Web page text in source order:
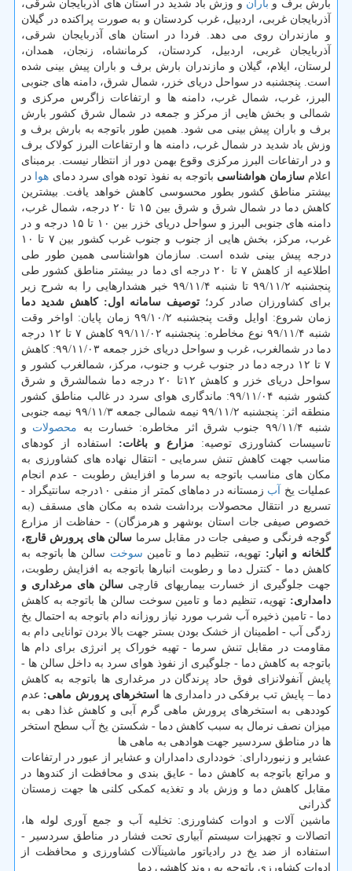
بارش برف و باران و وزش باد شدید در استان های آذربایجان شرقی،
آذربایجان غربی، اردبیل، غرب کردستان و به صورت پراکنده در گیلان
و مازندران روی می دهد. فردا در استان های آذربایجان شرقی،
آذربایجان غربی، اردبیل، کردستان، کرمانشاه، زنجان، همدان،
لرستان، ایلام، گیلان و مازندران بارش برف و باران پیش بینی شده
است. پنجشنبه در سواحل دریای خزر، شمال شرق، دامنه های جنوبی
البرز، غرب، شمال غرب، دامنه ها و ارتفاعات زاگرس مرکزی و
شمالی و بخش هایی از مرکز و جمعه در شمال شرق کشور بارش
برف و باران پیش بینی می شود. همین طور باتوجه به بارش برف و
وزش باد شدید در شمال غرب، دامنه ها و ارتفاعات البرز کولاک برف
و در ارتفاعات البرز مرکزی وقوع بهمن دور از انتظار نیست. برمبنای
اعلامسازمان هواشناسی باتوجه به نفوذ توده هوای سرد دمای هوا در
بیشتر مناطق کشور بطور محسوسی کاهش خواهد یافت. بیشترین
کاهش دما در شمال شرق و شرق بین ۱۵ تا ۲۰ درجه، شمال غرب،
دامنه های جنوبی البرز و سواحل دریای خزر بین ۱۰ تا ۱۵ درجه و در
غرب، مرکز، بخش هایی از جنوب و جنوب غرب کشور بین ۷ تا ۱۰
درجه پیش بینی شده است. سازمان هواشناسی همین طور طی
اطلاعیه از کاهش ۷ تا ۲۰ درجه ای دما در بیشتر مناطق کشور طی
پنجشنبه ۹۹/۱۱/۲ تا شنبه ۹۹/۱۱/۴ خبر هشدارهایی را به شرح زیر
برای کشاورزان صادر کرد؛ توصیف سامانه اول: کاهش شدید دما
زمان شروع: اوایل وقت پنجشنبه ۹۹/۱۰/۲ زمان پایان: اواخر وقت
شنبه ۹۹/۱۱/۴ نوع مخاطره: پنجشنبه ۹۹/۱۱/۰۲ کاهش ۷ تا ۱۲ درجه
دما در شمالغرب، غرب و سواحل دریای خزر جمعه ۹۹/۱۱/۰۳: کاهش
۷ تا ۱۲ درجه دما در جنوب غرب و جنوب، مرکز، شمالغرب کشور و
سواحل دریای خزر و کاهش ۱۲تا ۲۰ درجه دما شمالشرق و شرق
کشور شنبه ۹۹/۱۱/۰۴: ماندگاری هوای سرد در غالب مناطق کشور
منطقه اثر: پنجشنبه ۹۹/۱۱/۲ نیمه شمالی جمعه ۹۹/۱۱/۳ نیمه جنوبی
شنبه ۹۹/۱۱/۴ جنوب شرق اثر مخاطره: خسارت به
محصولات و
تاسیسات کشاورزی توصیه: مزارع و باغات: استفاده از کودهای
مناسب جهت کاهش تنش سرمایی - انتقال نهاده های کشاورزی به
مکان های مناسب باتوجه به سرما و افزایش رطوبت - عدم انجام
عملیات یخ آب
زمستانه در دماهای کمتر از منفی ۱۰درجه سانتیگراد -
تسریع در انتقال محصولات برداشت شده به مکان های مسقف (به
خصوص صیفی جات استان بوشهر و هرمزگان) - حفاظت از مزارع
گوجه فرنگی و صیفی جات در مقابل سرما سالن های پرورش قارچ،
گلخانه و انبار: تهویه، تنظیم دما و تامین سوخت سالن ها باتوجه به
کاهش دما - کنترل دما و رطوبت انبارها باتوجه به افزایش رطوبت،
جهت جلوگیری از خسارت بیماریهای قارچی سالن های مرغداری و
دامداری: تهویه، تنظیم دما و تامین سوخت سالن ها باتوجه به کاهش
دما - تامین ذخیره آب شرب مورد نیاز روزانه دام باتوجه به احتمال یخ
زدگی آب - اطمینان از خشک بودن بستر جهت بالا بردن توانایی دام به
مقاومت در مقابل تنش سرما - تهیه خوراک پر انرژی برای دام ها
باتوجه به کاهش دما - جلوگیری از نفوذ هوای سرد به داخل سالن ها -
پایش آنفولانزای فوق حاد پرندگان در مرغداری ها باتوجه به کاهش
دما – پایش تب برفکی در دامداری ها
استخرهای پرورش ماهی: عدم
کوددهی به استخرهای پرورش ماهی گرم آبی و کاهش غذا دهی به
میزان نصف نرمال به سبب کاهش دما - شکستن یخ آب سطح استخر
ها در مناطق سردسیر جهت هوادهی به ماهی ها
عشایر و زنبوردارای: خودداری دامداران و عشایر از عبور در ارتفاعات
و مراتع باتوجه به کاهش دما‏ - عایق بندی و محافظت از کندوها در
مقابل کاهش دما و وزش باد و تغذیه کمکی کلنی ها جهت زمستان
گذرانی
ماشین آلات و ادوات کشاورزی: تخلیه آب و جمع‏ آوری لوله ها،
اتصالات و تجهیزات سیستم آبیاری تحت فشار در مناطق سردسیر -
استفاده از ضد یخ در رادیاتور ماشین‏آلات کشاورزی و محافظت از
ادوات کشاورزی باتوجه به روند کاهشی دما